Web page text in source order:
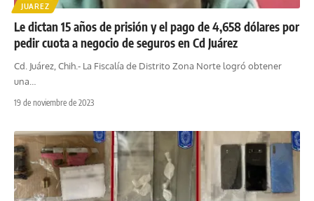
JUAREZ
Le dictan 15 años de prisión y el pago de 4,658 dólares por
pedir cuota a negocio de seguros en Cd Juárez
Cd. Juárez, Chih.- La Fiscalía de Distrito Zona Norte logró obtener
una
19 de noviembre de 2023